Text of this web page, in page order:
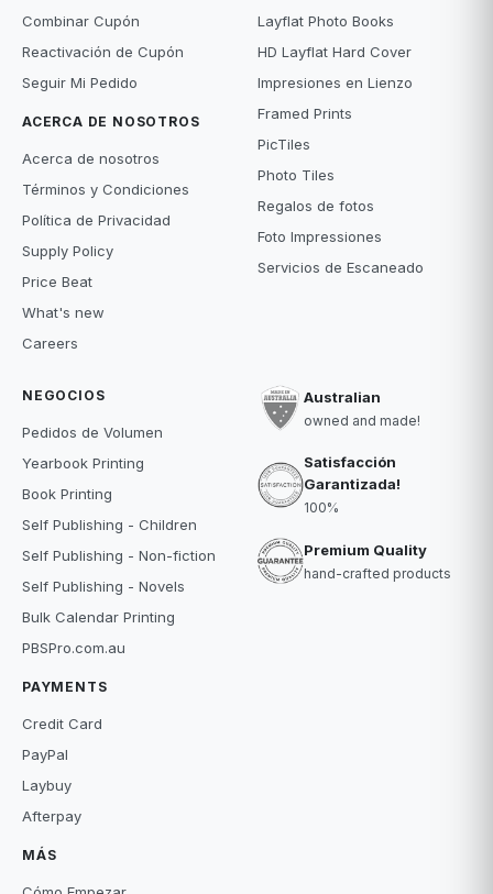
Combinar Cupón
Reactivación de Cupón
Seguir Mi Pedido
ACERCA DE NOSOTROS
Acerca de nosotros
Términos y Condiciones
Política de Privacidad
Supply Policy
Price Beat
What's new
Careers
Layflat Photo Books
HD Layflat Hard Cover
Impresiones en Lienzo
Framed Prints
PicTiles
Photo Tiles
Regalos de fotos
Foto Impressiones
Servicios de Escaneado
NEGOCIOS
Pedidos de Volumen
Yearbook Printing
Book Printing
Self Publishing - Children
Self Publishing - Non-fiction
Self Publishing - Novels
Bulk Calendar Printing
PBSPro.com.au
PAYMENTS
Credit Card
PayPal
Laybuy
Afterpay
MÁS
Australian
owned and made!
Satisfacción
Garantizada!
100%
Premium Quality
hand-crafted products